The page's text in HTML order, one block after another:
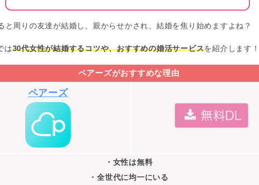
と周りの友達が結婚し、親からせかされ、結婚を焦り始めますよね？
は30代女性が結婚するコツや、おすすめの婚活サービスを紹介します！
ペアーズがおすすめな理由
ペアーズ
・女性は無料
・全世代に均一にいる